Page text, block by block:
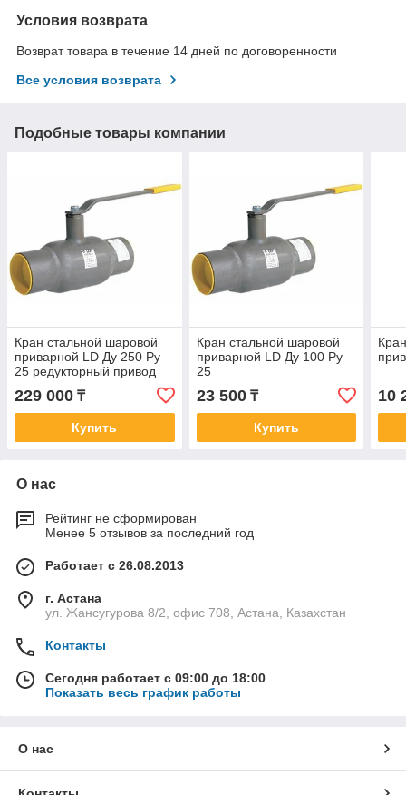
Условия возврата
Возврат товара в течение 14 дней по договоренности
Все условия возврата
Подобные товары компании
Кран стальной шаровой
приварной LD Ду 250 Ру
25 редукторный привод
229 000 ₸
Купить
Кран стальной шаровой
приварной LD Ду 100 Ру
25
23 500₸
Купить
10
О нас
Рейтинг не сформирован
Менее 5 отзывов за последний год
Работает с 26.08.2013
г. Астана
ул. Жансугурова 8/2, офис 708, Астана, Казахстан
Контакты
Сегодня работает с 09:00 до 18:00
Показать весь график работы
О нас